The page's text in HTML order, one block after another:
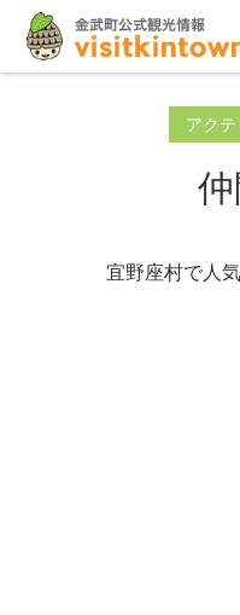
アク
宜野座村で人